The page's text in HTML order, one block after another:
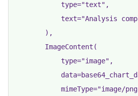
            type="text",
text="Analysis
        ),
        ImageContent(
            type="image",
mimeType="image/